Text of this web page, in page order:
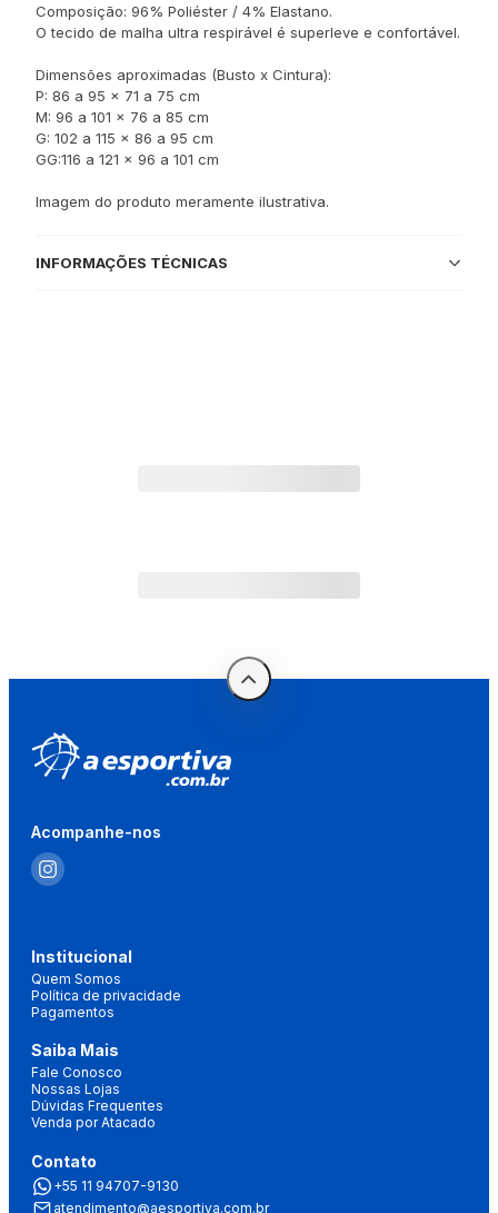
Composição: 96% Poliéster / 4% Elastano.
O tecido de malha ultra respirável é superleve e confortável.
Dimensões aproximadas (Busto x Cintura):
P: 86 a 95 x 71 a 75 cm
M: 96 a 101 x 76 a 85 cm
G: 102 a 115 x 86 a 95 cm
GG:116 a 121 x 96 a 101 cm
Imagem do produto meramente ilustrativa.
INFORMAÇÕES TÉCNICAS
Acompanhe-nos
Institucional
Quem Somos
Política de privacidade
Pagamentos
Saiba Mais
Fale Conosco
Nossas Lojas
Dúvidas Frequentes
Venda por Atacado
Contato
+55 11 94707-9130
atendimento@aesportiva.com.br